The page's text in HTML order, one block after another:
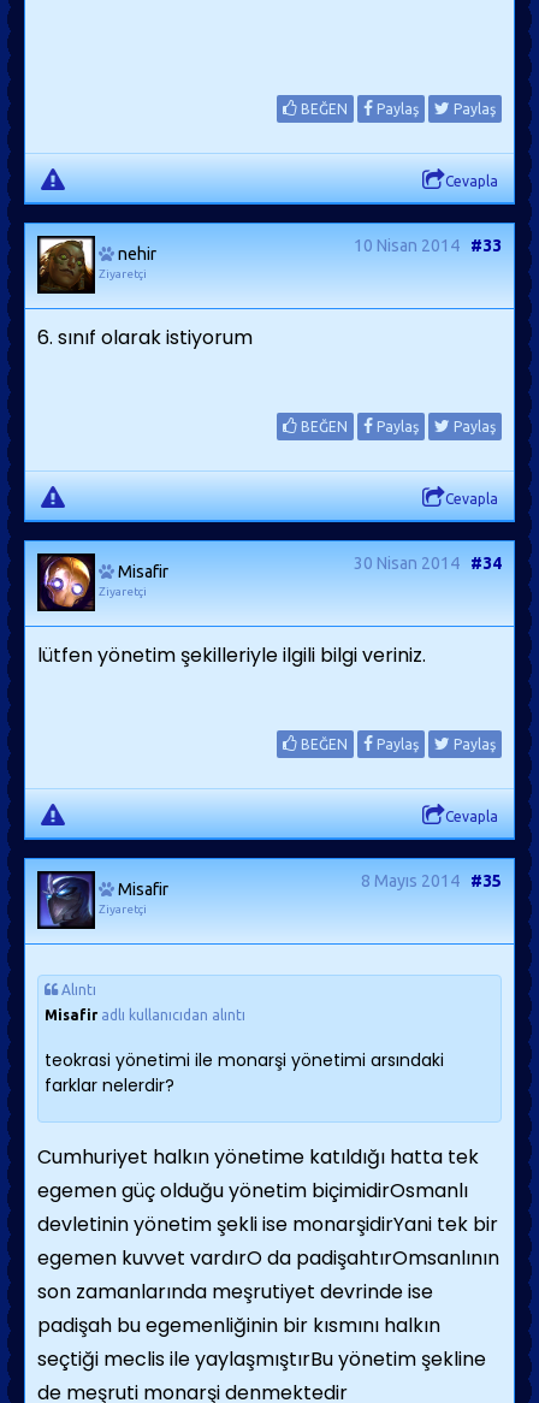
BEĞEN Paylaş Paylaş
Cevapla
nehir
Ziyaretçi
10 Nisan 2014 #33
6. sınıf olarak istiyorum
BEĞEN Paylaş Paylaş
Cevapla
Misafir
Ziyaretçi
30 Nisan 2014 #34
lütfen yönetim şekilleriyle ilgili bilgi veriniz.
BEĞEN Paylaş Paylaş
Cevapla
Misafir
Ziyaretçi
8 Mayıs 2014 #35
Alıntı
Misafir adlı kullanıcıdan alıntı
teokrasi yönetimi ile monarşi yönetimi arsındaki
farklar nelerdir?
Cumhuriyet halkın yönetime katıldığı hatta tek
egemen güç olduğu yönetim biçimidirOsmanlı
devletinin yönetim şekli ise monarşidirYani tek bir
egemen kuvvet vardırO da padişahtırOmsanlının
son zamanlarında meşrutiyet devrinde ise
padişah bu egemenliğinin bir kısmını halkın
seçtiği meclis ile yaylaşmıştırBu yönetim şekline
de meşruti monarşi denmektedir